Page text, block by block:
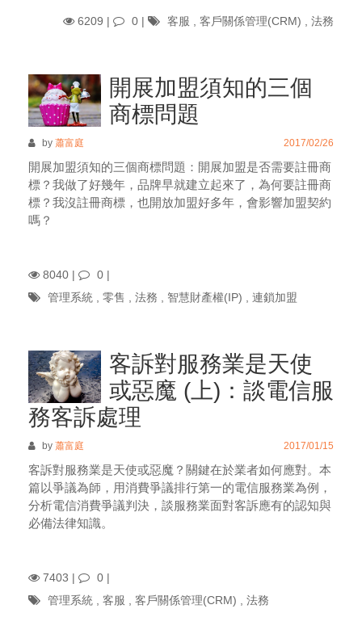
6209 | 0 | 客服 客戶關係管理(CRM) 法務
開展加盟須知的三個
商標問題
by 蕭富庭 2017/02/26
開展加盟須知的三個商標問題：開展加盟是否需要註冊商
標？我做了好幾年，品牌早就建立起來了，為何要註冊商
標？我沒註冊商標，也開放加盟好多年，會影響加盟契約
嗎？
8040 | 0 |
管理系統
零售 法務 智慧財產權(IP) 連鎖加盟
客訴對服務業是天使
或惡魔 (上)：談電信服
務客訴處理
by 蕭富庭 2017/01/15
客訴對服務業是天使或惡魔？關鍵在於業者如何應對。本
篇以爭議為師，用消費爭議排行第一的電信服務業為例，
分析電信消費爭議判決，談服務業面對客訴應有的認知與
必備法律知識。
7403 | 0 |
管理系統
客服 客戶關係管理(CRM) 法務